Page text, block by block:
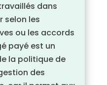
dans
selon les
ou les accords
payé est un
la politique de
des